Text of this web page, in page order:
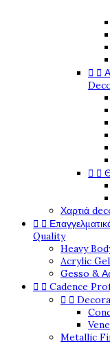
 
 
Χαρτιά
 
Quality
Heavy
Acrylic
Gesso &
  Cadence
 
Metallic